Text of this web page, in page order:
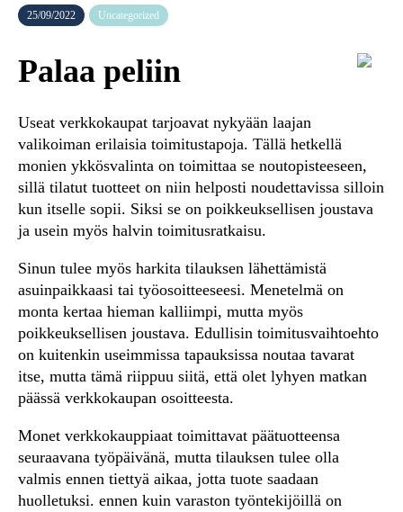
25/09/2022 Uncategorized
Palaa peliin
Useat verkkokaupat tarjoavat nykyään laajan
valikoiman erilaisia toimitustapoja. Tällä hetkellä
monien ykkösvalinta on toimittaa se noutopisteeseen,
sillä tilatut tuotteet on niin helposti noudettavissa silloin
kun itselle sopii. Siksi se on poikkeuksellisen joustava
ja usein myös halvin toimitusratkaisu.
Sinun tulee myös harkita tilauksen lähettämistä
asuinpaikkaasi tai työosoitteeseesi. Menetelmä on
monta kertaa hieman kalliimpi, mutta myös
poikkeuksellisen joustava. Edullisin toimitusvaihtoehto
on kuitenkin useimmissa tapauksissa noutaa tavarat
itse, mutta tämä riippuu siitä, että olet lyhyen matkan
päässä verkkokaupan osoitteesta.
Monet verkkokauppiaat toimittavat päätuotteensa
seuraavana työpäivänä, mutta tilauksen tulee olla
valmis ennen tiettyä aikaa, jotta tuote saadaan
huolletuksi. ennen kuin varaston työntekijöillä on